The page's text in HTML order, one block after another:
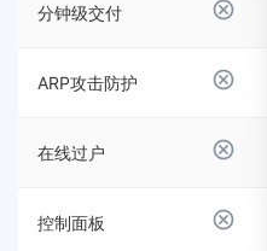
分钟级交付
ARP攻击防护
在线过户
控制面板